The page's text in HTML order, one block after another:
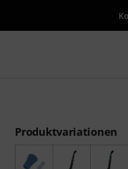
mit Suchwort
Produktvariationen